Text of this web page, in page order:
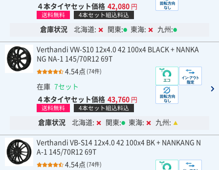
４本タイヤセット価格 42,080 円
送料無料 4本セット組込料込
倉庫状況 北海道: 関東: 東海: 九州:
Verthandi VW-S10 12x4.0 42 100x4 BLACK + NANKA
NG NA-1 145/70R12 69T
4.54点 (74件)
在庫 7セット
４本タイヤセット価格 43,760 円
送料無料 4本セット組込料込
倉庫状況 北海道: 関東: 東海: 九州:
Verthandi VB-S14 12x4.0 42 100x4 BK + NANKANG N
A-1 145/70R12 69T
4.54点 (74件)